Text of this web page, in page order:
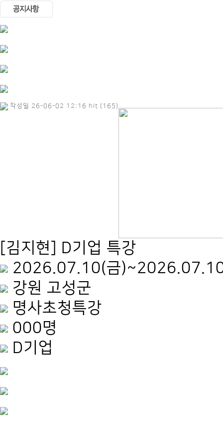
작성일 26-06-02 12:16 hit (165)
[김지현] D기업 특강
2026.07.10(금
강원 고성군
명사초청특강
000명
D기업